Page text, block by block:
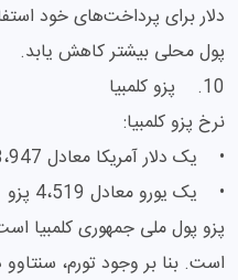
دلار برای پرداخت‌های خود
پول محلی بیشتر کاهش یابد.
10. پزو کلمبیا
نرخ پزو کلمبیا:
• یک دلار آمریکا معادل 3،947 پزو
• یک یورو معادل 4،519 پزو
است. بنا بر وجود تورم،